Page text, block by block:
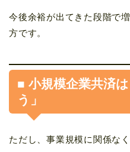
今後余裕が出てきた段階で
方です。
■ 小規模企業共済
う」
ただし、事業規模に関係な